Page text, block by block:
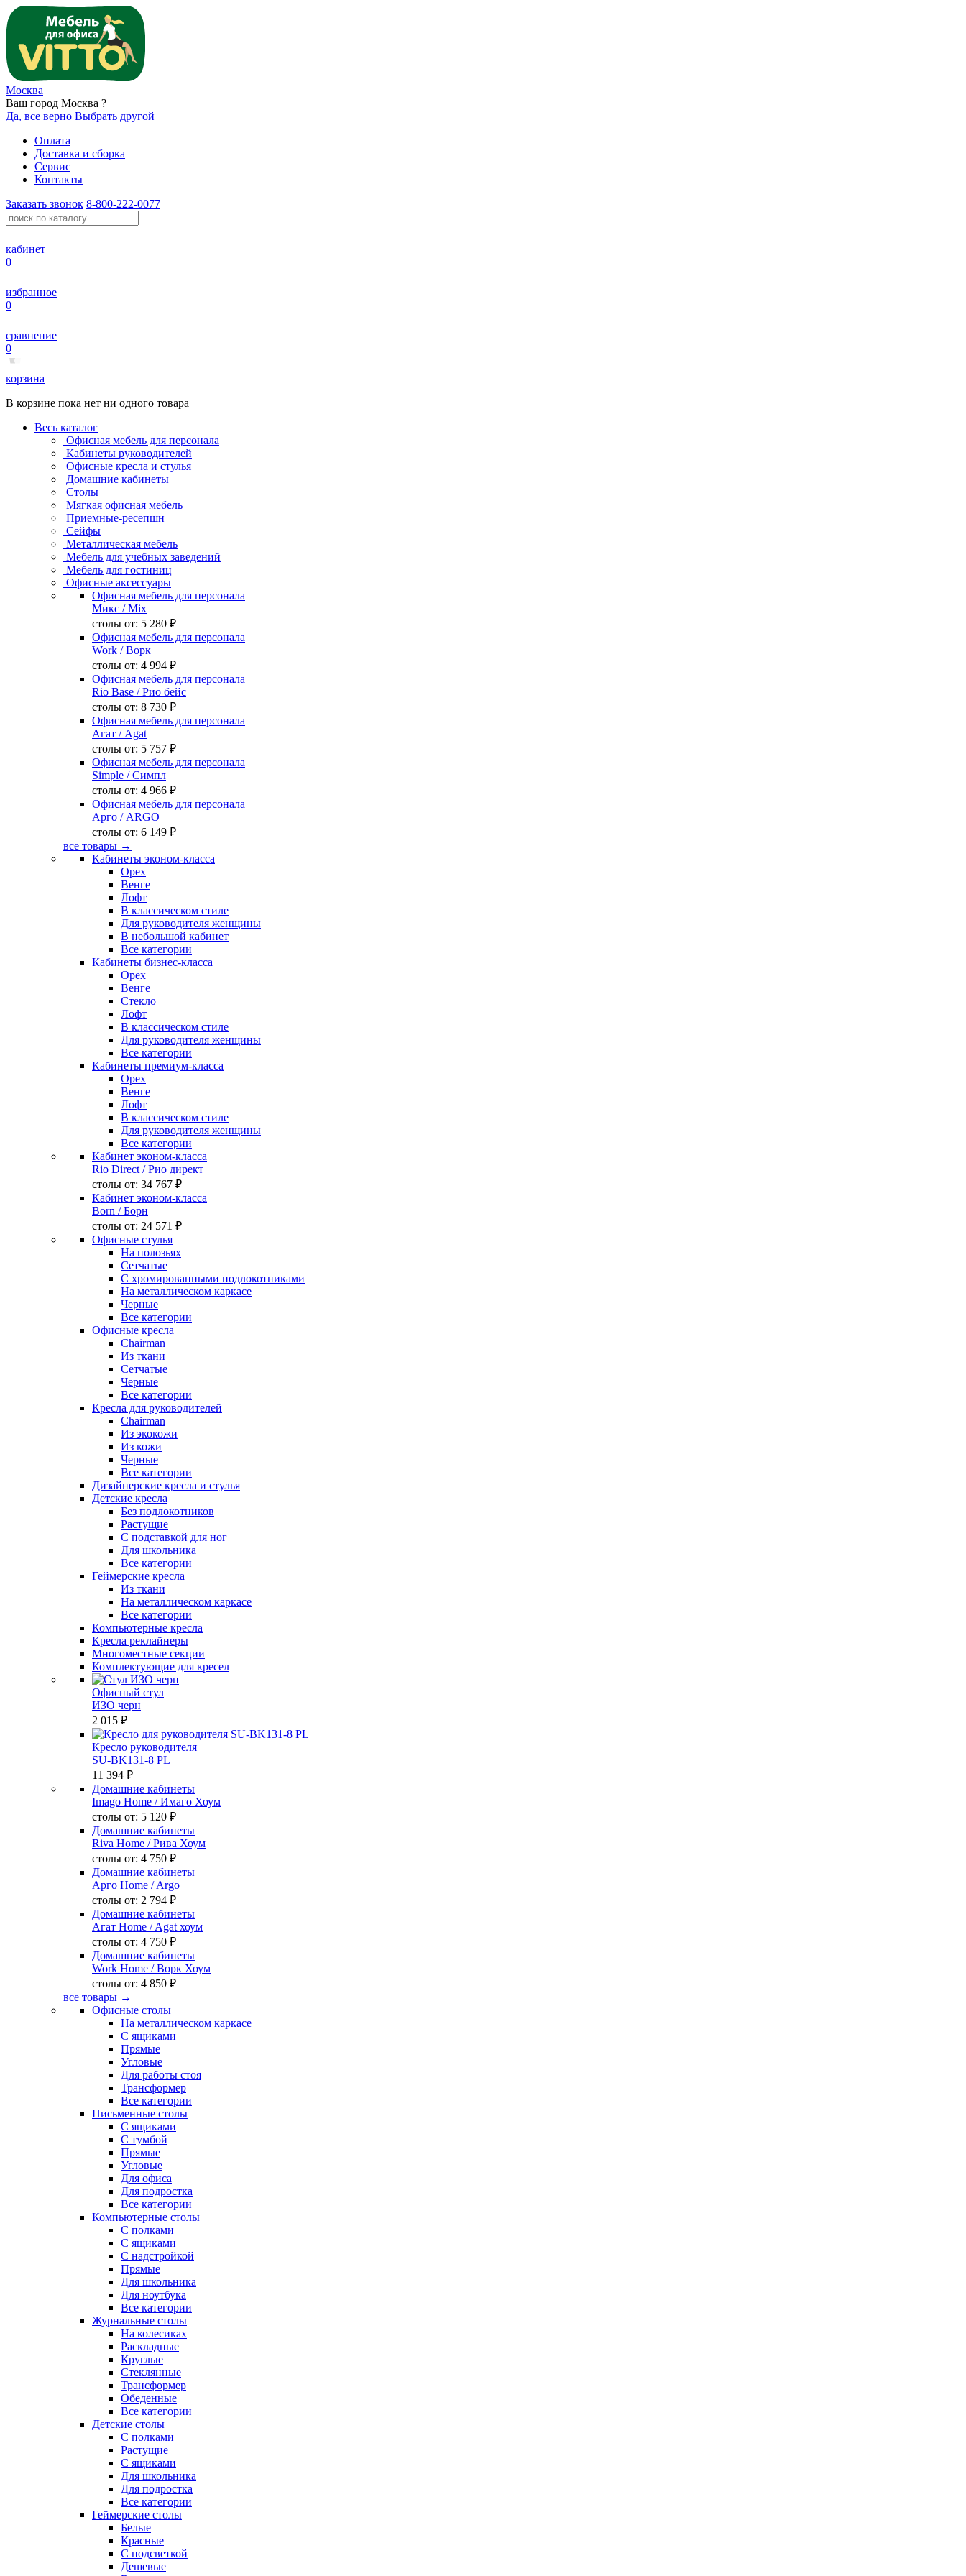
Москва
Ваш город Москва ?
Да, все верно Выбрать другой
Оплата
Доставка и сборка
Сервис
Контакты
Заказать звонок 8-800-222-0077
кабинет
0
избранное
0
сравнение
0
корзина
В корзине пока нет ни одного товара
Весь каталог
Офисная мебель для персонала
Кабинеты руководителей
Офисные кресла и стулья
Домашние кабинеты
Столы
Мягкая офисная мебель
Приемные-ресепшн
Сейфы
Металлическая мебель
Мебель для учебных заведений
Мебель для гостиниц
Офисные аксессуары
Офисная мебель для персонала
Микс / Mix
столы от: 5 280 ₽
Офисная мебель для персонала
Work / Ворк
столы от: 4 994 ₽
Офисная мебель для персонала
Rio Base / Рио бейс
столы от: 8 730 ₽
Офисная мебель для персонала
Агат / Agat
столы от: 5 757 ₽
Офисная мебель для персонала
Simple / Симпл
столы от: 4 966 ₽
Офисная мебель для персонала
Арго / ARGO
столы от: 6 149 ₽
все товары →
Кабинеты эконом-класса
Орех
Венге
Лофт
В классическом стиле
Для руководителя женщины
В небольшой кабинет
Все категории
Кабинеты бизнес-класса
Орех
Венге
Стекло
Лофт
В классическом стиле
Для руководителя женщины
Все категории
Кабинеты премиум-класса
Орех
Венге
Лофт
В классическом стиле
Для руководителя женщины
Все категории
Кабинет эконом-класса
Rio Direct / Рио директ
столы от: 34 767 ₽
Кабинет эконом-класса
Born / Борн
столы от: 24 571 ₽
Офисные стулья
На полозьях
Сетчатые
С хромированными подлокотниками
На металлическом каркасе
Черные
Все категории
Офисные кресла
Chairman
Из ткани
Сетчатые
Черные
Все категории
Кресла для руководителей
Chairman
Из экокожи
Из кожи
Черные
Все категории
Дизайнерские кресла и стулья
Детские кресла
Без подлокотников
Растущие
С подставкой для ног
Для школьника
Все категории
Геймерские кресла
Из ткани
На металлическом каркасе
Все категории
Компьютерные кресла
Кресла реклайнеры
Многоместные секции
Комплектующие для кресел
Офисный стул
ИЗО черн
2 015 ₽
Кресло руководителя
SU-BK131-8 PL
11 394 ₽
Домашние кабинеты
Imago Home / Имаго Хоум
столы от: 5 120 ₽
Домашние кабинеты
Riva Home / Рива Хоум
столы от: 4 750 ₽
Домашние кабинеты
Арго Home / Argo
столы от: 2 794 ₽
Домашние кабинеты
Агат Home / Agat хоум
столы от: 4 750 ₽
Домашние кабинеты
Work Home / Ворк Хоум
столы от: 4 850 ₽
все товары →
Офисные столы
На металлическом каркасе
С ящиками
Прямые
Угловые
Для работы стоя
Трансформер
Все категории
Письменные столы
С ящиками
С тумбой
Прямые
Угловые
Для офиса
Для подростка
Все категории
Компьютерные столы
С полками
С ящиками
С надстройкой
Прямые
Для школьника
Для ноутбука
Все категории
Журнальные столы
На колесиках
Раскладные
Круглые
Стеклянные
Трансформер
Обеденные
Все категории
Детские столы
С полками
Растущие
С ящиками
Для школьника
Для подростка
Все категории
Геймерские столы
Белые
Красные
С подсветкой
Дешевые